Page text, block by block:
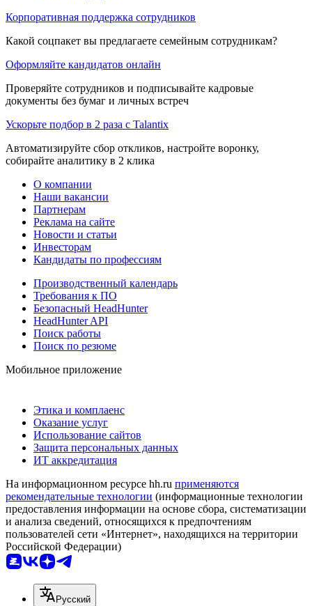
Корпоративная поддержка сотрудников
Какой соцпакет вы предлагаете семейным сотрудникам?
Оформляйте кандидатов онлайн
Проверяйте сотрудников и подписывайте кадровые
документы без бумаг и личных встреч
Ускорьте подбор в 2 раза с Talantix
Автоматизируйте сбор откликов, настройте воронку,
собирайте аналитику в 2 клика
О компании
Наши вакансии
Партнерам
Реклама на сайте
Новости и статьи
Инвесторам
Кандидаты по профессиям
Производственный календарь
Требования к ПО
Безопасный HeadHunter
HeadHunter API
Поиск работы
Поиск по резюме
Мобильное приложение
Этика и комплаенс
Оказание услуг
Использование сайтов
Защита персональных данных
ИТ аккредитация
На информационном ресурсе hh.ru применяются
рекомендательные технологии (информационные технологии
предоставления информации на основе сбора, систематизации
и анализа сведений, относящихся к предпочтениям
пользователей сети «Интернет», находящихся на территории
Российской Федерации)
Русский